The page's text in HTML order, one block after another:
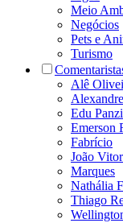
Meio
Negócios
Pets e
Turismo
Alê
Edu Panzi
Emerson
Fabrício
João
Marques
Nathália
Thiago